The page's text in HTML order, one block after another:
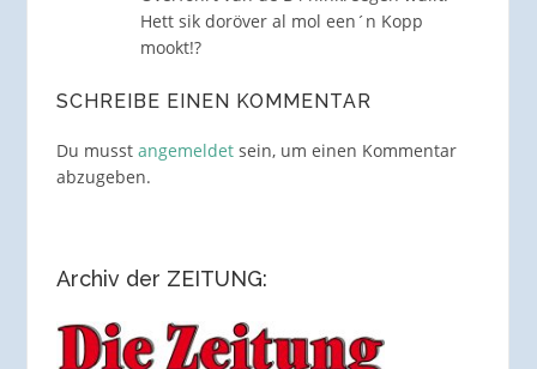
Hett sik doröver al mol een´n Kopp
mookt!?
SCHREIBE EINEN KOMMENTAR
Du musst angemeldetsein, um einen Kommentar
abzugeben.
Archiv der ZEITUNG: